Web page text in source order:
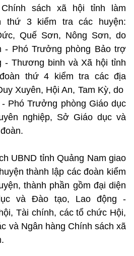
sách xã hội tỉnh làm
thứ 3 kiểm tra các huyện:
Quế Sơn, Nông Sơn, do
- Phó Trưởng phòng Bảo trợ
- Thương binh và Xã hội tỉnh
thứ 4 kiểm tra các địa
Xuyên, Hội An, Tam Kỳ, do
Phó Trưởng phòng Giáo dục
nghiệp, Sở Giáo dục và
UBND tỉnh Quảng Nam giao
thành lập các đoàn kiểm
thành phần gồm đại diện
và Đào tạo, Lao động -
Tài chính, các tổ chức Hội,
và Ngân hàng Chính sách xã